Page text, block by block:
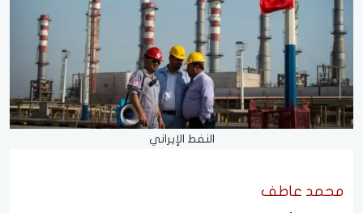
النفط الإيراني
محمد عاطف